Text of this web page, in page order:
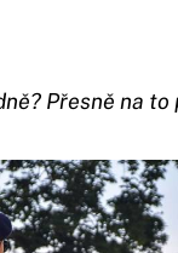
Přesně na to